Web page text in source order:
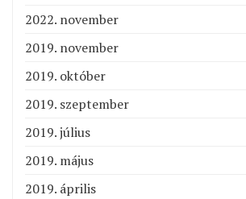
2022. november
2019. november
2019. október
2019. szeptember
2019. július
2019. május
2019. április